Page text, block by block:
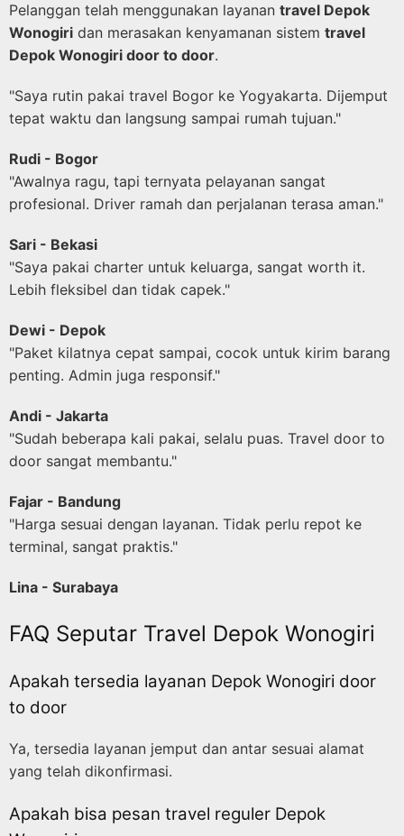
Pelanggan telah menggunakan layanan travel Depok
Wonogiri dan merasakan kenyamanan sistem travel
Depok Wonogiri door to door.
"Saya rutin pakai travel Bogor ke Yogyakarta. Dijemput
tepat waktu dan langsung sampai rumah tujuan."
Rudi - Bogor
"Awalnya ragu, tapi ternyata pelayanan sangat
profesional. Driver ramah dan perjalanan terasa aman."
Sari - Bekasi
"Saya pakai charter untuk keluarga, sangat worth it.
Lebih fleksibel dan tidak capek."
Dewi - Depok
"Paket kilatnya cepat sampai, cocok untuk kirim barang
penting. Admin juga responsif."
Andi - Jakarta
"Sudah beberapa kali pakai, selalu puas. Travel door to
door sangat membantu."
Fajar - Bandung
"Harga sesuai dengan layanan. Tidak perlu repot ke
terminal, sangat praktis."
Lina - Surabaya
FAQ Seputar Travel Depok Wonogiri
Apakah tersedia layanan Depok Wonogiri door
to door
Ya, tersedia layanan jemput dan antar sesuai alamat
yang telah dikonfirmasi.
Apakah bisa pesan travel reguler Depok